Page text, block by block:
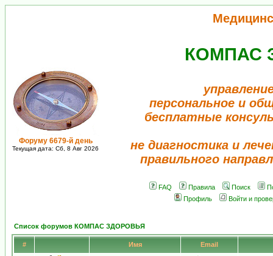
Форуму 6679-й день
Текущая дата: Сб, 8 Авг 2026
КОМПАС
персональное и
бесплатные
не диагностика и
правильного
FAQ Правила Поиск
Профиль
Войти и
Список форумов КОМПАС ЗДОРОВЬЯ
# Имя Email